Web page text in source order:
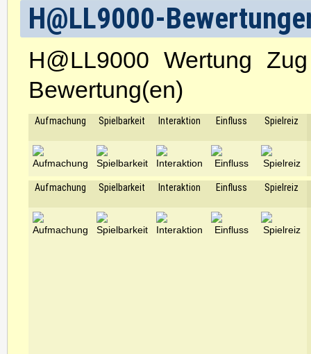
H@LL9000-
H@LL9000 Wertung
Bewertung(en)
Aufmachung Spielbarkeit Interaktion Einfluss Spielreiz
Aufmachung Spielbarkeit Interaktion Einfluss Spielreiz